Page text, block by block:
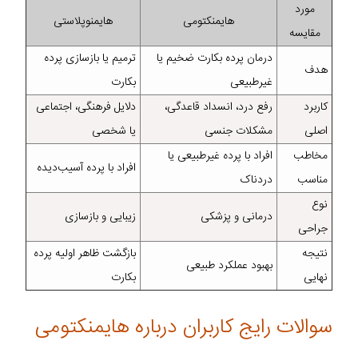
مورد
مقایسه
هایمنکتومی هایمنوپلاستی
هدف
درمان پرده بکارت ضخیم یا
غیرطبیعی
ترمیم یا بازسازی پرده
بکارت
کاربرد
اصلی
رفع درد، انسداد قاعدگی،
مشکلات جنسی
دلایل فرهنگی، اجتماعی
یا شخصی
مخاطب
مناسب
افراد با پرده غیرطبیعی یا
دردناک
افراد با پرده آسیب‌دیده
نوع
جراحی
درمانی و پزشکی زیبایی و بازسازی
نتیجه
نهایی
بهبود عملکرد طبیعی
بازگشت ظاهر اولیه پرده
بکارت
سوالات رایج کاربران درباره هایمنکتومی